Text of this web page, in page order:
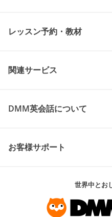
レッスン予約・教材
関連サービス
DMM英会話について
お客様サポート
世界中とお